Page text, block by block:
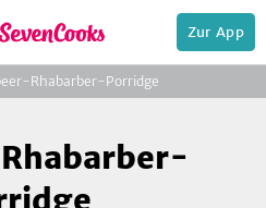
Zur App
Rhabarber-Porridge